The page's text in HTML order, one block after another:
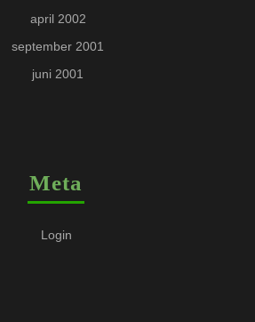
april 2002
september 2001
juni 2001
Meta
Login